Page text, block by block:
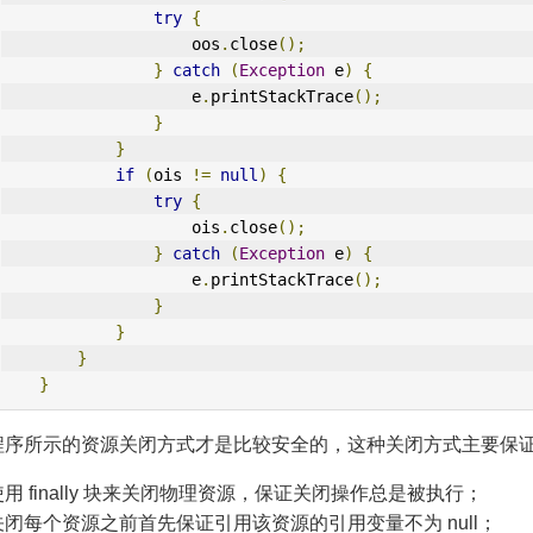
try {
                    oos
. close();
}
catch (Exception e)
{
                    e
. printStackTrace();
}
}
if
(ois != null)
{
try {
                    ois
. close();
}
catch (Exception e)
{
                    e
. printStackTrace();
}
}
}
}
所示的资源关闭方式才是比较安全的，这种关闭方式主要保
用 finally 块来关闭物理资源，保证关闭操作总是被执行；
闭每个资源之前首先保证引用该资源的引用变量不为 null；